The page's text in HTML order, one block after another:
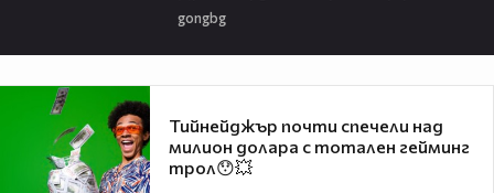
gongbg
Тийнейджър почти спечели над
милион долара с тотален гейминг
трол😯💥